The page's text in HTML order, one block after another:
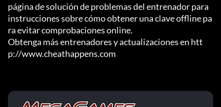
página de solución de problemas del entrenador para
instrucciones sobre cómo obtener una clave offline pa
ra evitar comprobaciones online.
Obtenga más entrenadores y actualizaciones en htt
p://www.cheathappens.com